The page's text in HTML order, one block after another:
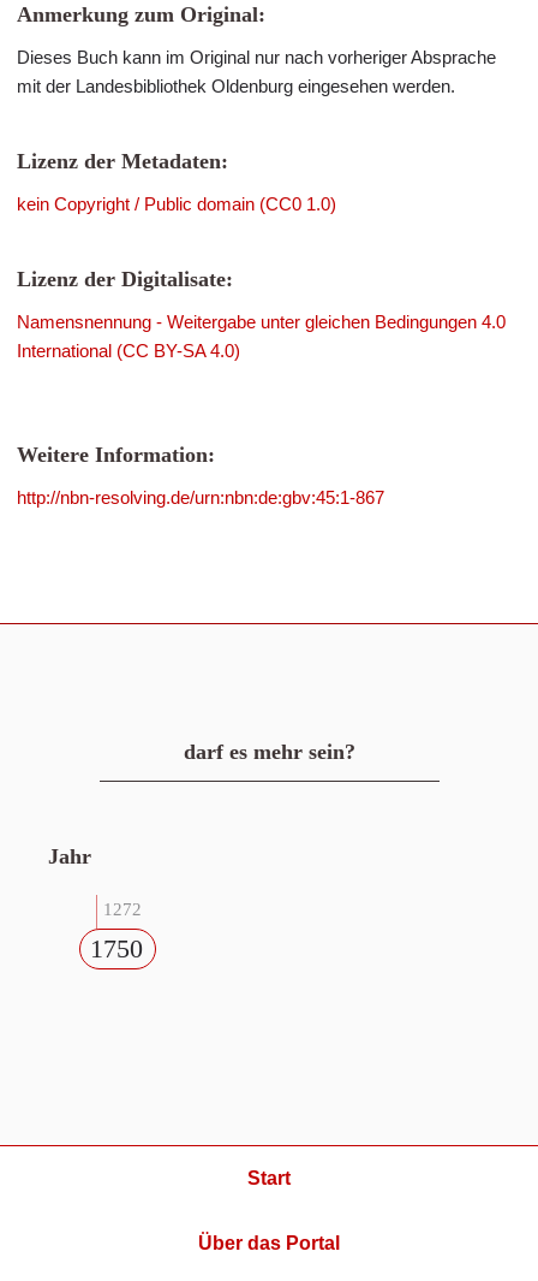
Anmerkung zum Original:
Dieses Buch kann im Original nur nach vorheriger Absprache
mit der Landesbibliothek Oldenburg eingesehen werden.
Lizenz der Metadaten:
kein Copyright / Public domain (CC0 1.0)
Lizenz der Digitalisate:
Namensnennung - Weitergabe unter gleichen Bedingungen 4.0
International (CC BY-SA 4.0)
Weitere Information:
http://nbn-resolving.de/urn:nbn:de:gbv:45:1-867
darf es mehr sein?
Jahr
1272
1750
Start
Über das Portal